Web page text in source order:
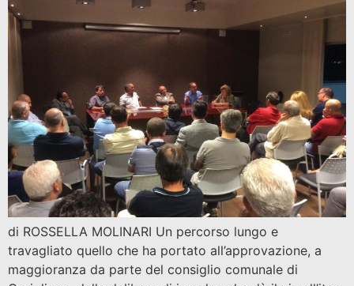
di ROSSELLA MOLINARI Un percorso lungo e
travagliato quello che ha portato all’approvazione, a
maggioranza da parte del consiglio comunale di